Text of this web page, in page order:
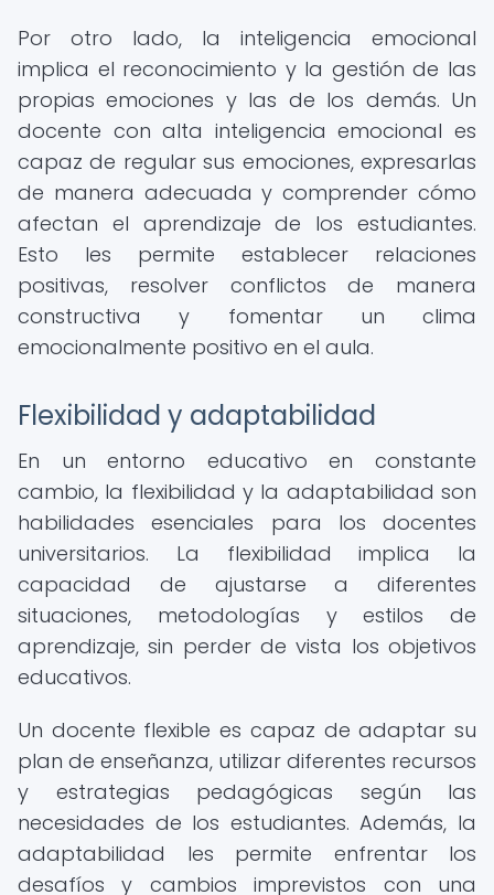
Por otro lado, la inteligencia emocional
implica el reconocimiento y la gestión de las
propias emociones y las de los demás. Un
docente con alta inteligencia emocional es
capaz de regular sus emociones, expresarlas
de manera adecuada y comprender cómo
afectan el aprendizaje de los estudiantes.
Esto les permite establecer relaciones
positivas, resolver conflictos de manera
constructiva y fomentar un clima
emocionalmente positivo en el aula.
Flexibilidad y adaptabilidad
En un entorno educativo en constante
cambio, la flexibilidad y la adaptabilidad son
habilidades esenciales para los docentes
universitarios. La flexibilidad implica la
capacidad de ajustarse a diferentes
situaciones, metodologías y estilos de
aprendizaje, sin perder de vista los objetivos
educativos.
Un docente flexible es capaz de adaptar su
plan de enseñanza, utilizar diferentes recursos
y estrategias pedagógicas según las
necesidades de los estudiantes. Además, la
adaptabilidad les permite enfrentar los
desafíos y cambios imprevistos con una